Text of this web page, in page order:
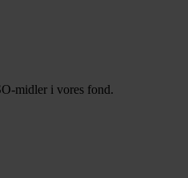
midler i vores fond.